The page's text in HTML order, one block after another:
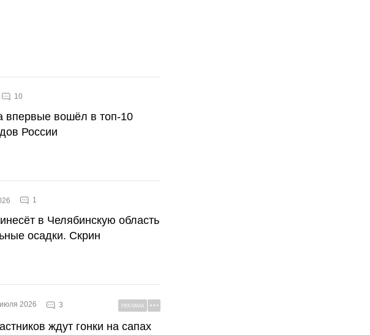
10
впервые вошёл в топ-10
России
1
в Челябинскую область
осадки. Скрин
2026 3 РЕКЛАМА
ждут гонки на сапах